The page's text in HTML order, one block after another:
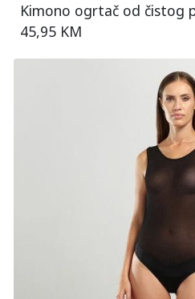
Kimono ogrtač od čistog
45,95 KM